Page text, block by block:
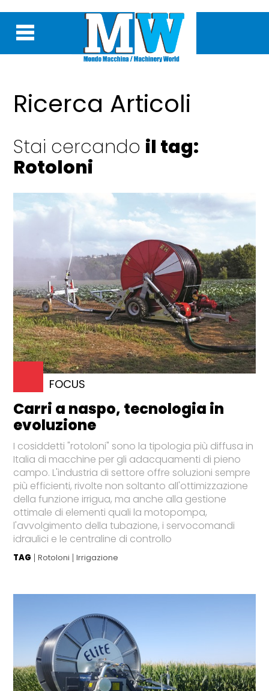
Ricerca Articoli
Stai cercando il tag:
Rotoloni
FOCUS
Carri a naspo, tecnologia in
evoluzione
I cosiddetti "rotoloni" sono la tipologia più diffusa in
Italia di macchine per gli adacquamenti di pieno
campo. L'industria di settore offre soluzioni sempre
più efficienti, rivolte non soltanto all'ottimizzazione
della funzione irrigua, ma anche alla gestione
ottimale di elementi quali la motopompa,
l'avvolgimento della tubazione, i servocomandi
idraulici e le centraline di controllo
TAG Rotoloni Irrigazione